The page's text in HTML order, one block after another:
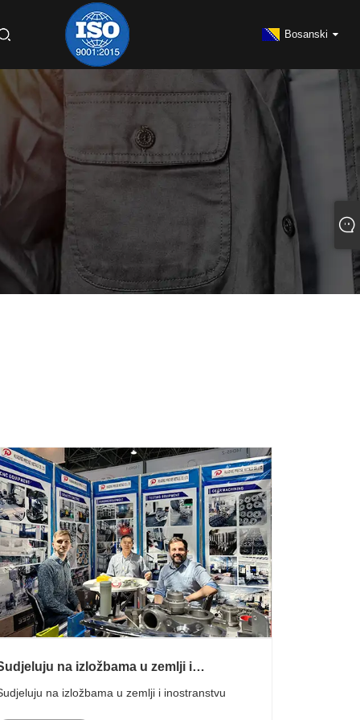
Bosanski
na izložbama u zemlji i
na izložbama u zemlji i inostranstvu